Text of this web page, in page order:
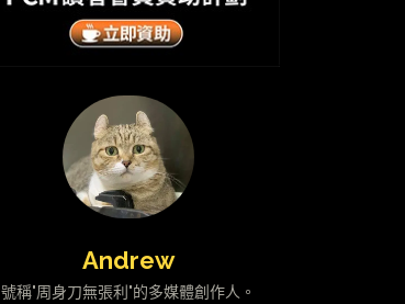
Andrew
號稱"周身刀無張利"的多媒體創作人。